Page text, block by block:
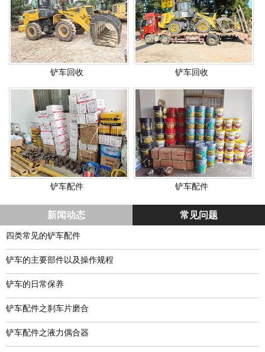
铲车回收 铲车回收
铲车配件 铲车配件
新闻动态 常见问题
四类常见的铲车配件
铲车的主要部件以及操作规程
铲车的日常保养
铲车配件之刹车片磨合
铲车配件之液力偶合器